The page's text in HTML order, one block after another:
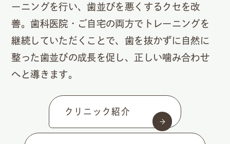
ーニングを行い、歯並びを悪くするクセを改
善。歯科医院・ご自宅の両方でトレーニングを
継続していただくことで、歯を抜かずに自然に
整った歯並びの成長を促し、正しい噛み合わせ
へと導きます。
クリニック紹介